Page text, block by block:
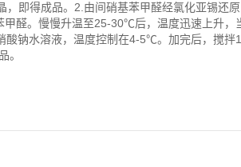
即得成品。2.由间硝基苯甲醛经氯化亚锡还
醛。慢慢升温至25-30℃后，温度迅速上升，
钠水溶液，温度控制在4-5℃。加完后，搅拌
。